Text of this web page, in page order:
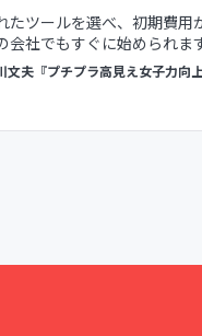
たツールを選べ、初期費用
会社でもすぐに始められま
文夫『プチプラ高見え女子力向上